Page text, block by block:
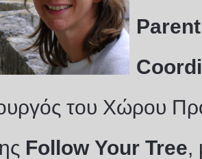
του Χώρου
Follow Your Tree,